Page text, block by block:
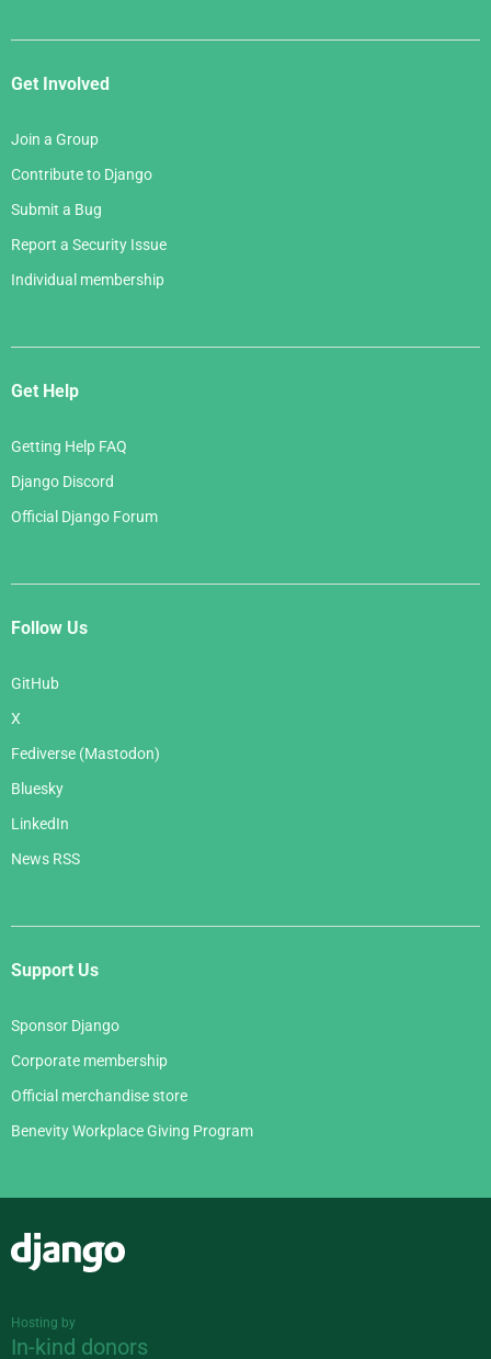
Get Involved
Join a Group
Contribute to Django
Submit a Bug
Report a Security Issue
Individual membership
Get Help
Getting Help FAQ
Django Discord
Official Django Forum
Follow Us
GitHub
X
Fediverse (Mastodon)
Bluesky
LinkedIn
News RSS
Support Us
Sponsor Django
Corporate membership
Official merchandise store
Benevity Workplace Giving Program
Hosting by
In-kind donors